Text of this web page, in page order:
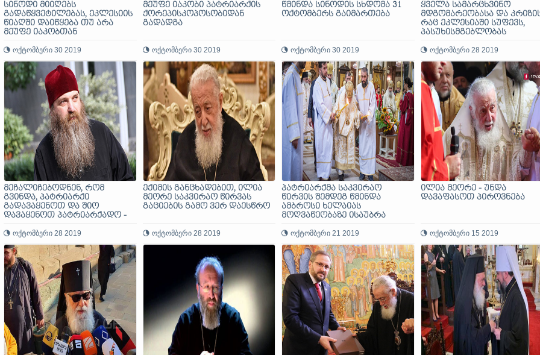
სინოდი მიიღებს
გადაწყვეტილებას, ეკლესიის
წიაღში დაიწყება თუ არა
მეუფე იაკობთან
განხილვა - დეკანოზი მიქაელ
ბოტკოველი
ოქტომბერი 30 2019
მეუფე იაკობი პატრიარქის
ქორეპისკოპოსობიდან
გადადგა
ოქტომბერი 30 2019
წმინდა სინოდის სხდომა 31
ოქტომბერს გაიმართება
ოქტომბერი 30 2019
ყველა სამარცხვინო
მდგომარეობასა და
რაც ეკლესიაში სუფევს,
პასუხისმგებლობას
გარემოცვას ვაკისრებ -
პეტრე ცაავა
ოქტომბერი 28 2019
მეჩალიჩებოდნენ, რომ
გვინდა, პატრიარქი
გადავაყენოთ და შიო
დავაყენოთ პატრიარქადო -
ოქტომბერი 28 2019
ექიმის განცხადებით, ილია
მეორე საკვირაო წირვას
გაციების გამო ვერ დაესწრო
ოქტომბერი 28 2019
პატრიარქმა საკვირაო
წირვის შემდეგ წმინდა
ამბროსი ხელაიას
მოღვაწეობაზე ისაუბრა
ოქტომბერი 21 2019
ილია მეორე - უნდა
დავაფასოთ პიროვნება
ოქტომბერი 15 2019